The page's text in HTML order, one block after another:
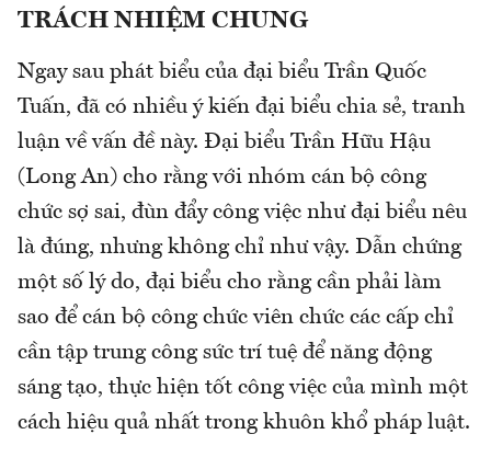
TRÁCH NHIỆM CHUNG
Ngay sau phát biểu của đại biểu Trần Quốc
Tuấn, đã có nhiều ý kiến đại biểu chia sẻ, tranh
luận về vấn đề này. Đại biểu Trần Hữu Hậu
(Long An) cho rằng với nhóm cán bộ công
chức sợ sai, đùn đẩy công việc như đại biểu nêu
là đúng, nhưng không chỉ như vậy. Dẫn chứng
một số lý do, đại biểu cho rằng cần phải làm
sao để cán bộ công chức viên chức các cấp chỉ
cần tập trung công sức trí tuệ để năng động
sáng tạo, thực hiện tốt công việc của mình một
cách hiệu quả nhất trong khuôn khổ pháp luật.